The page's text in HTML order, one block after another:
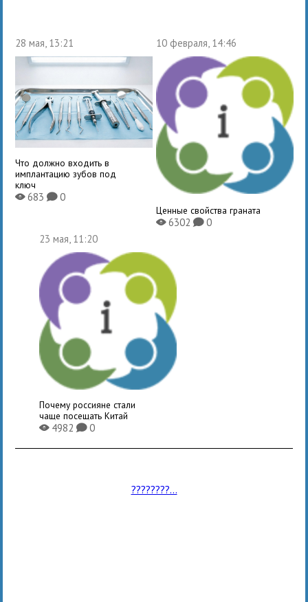
28 мая, 13:21
Что должно входить в
имплантацию зубов под
ключ
X683K0
10 февраля, 14:46
Ценные свойства граната
X6302 K0
23 мая, 11:20
Почему россияне стали
чаще посещать Китай
X4982K0
????????...